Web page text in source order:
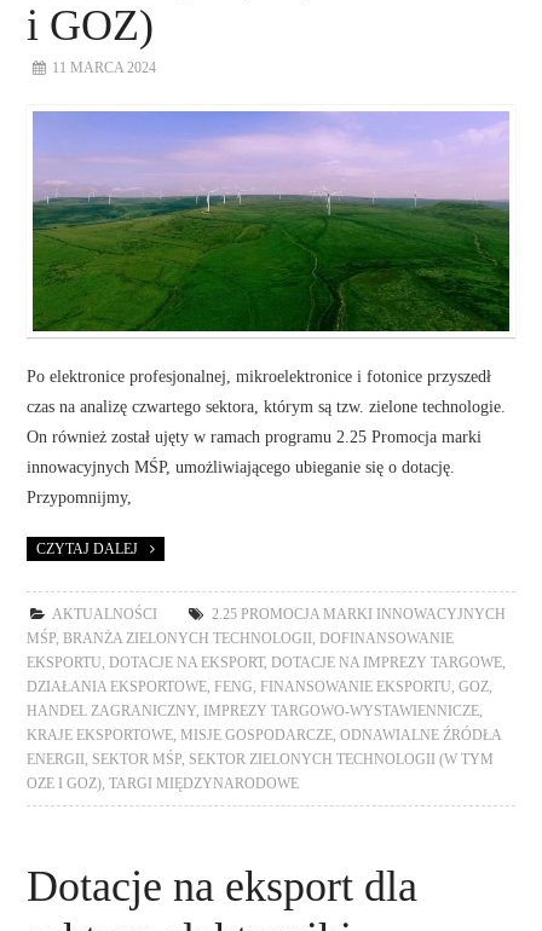
i GOZ)
11 MARCA 2024
Po elektronice profesjonalnej, mikroelektronice i fotonice przyszedł
czas na analizę czwartego sektora, którym są tzw. zielone technologie.
On również został ujęty w ramach programu 2.25 Promocja marki
innowacyjnych MŚP, umożliwiającego ubieganie się o dotację.
Przypomnijmy,
CZYTAJ DALEJ
AKTUALNOŚCI
2.25 PROMOCJA MARKI INNOWACYJNYCH
MŚP ,BRANŻA ZIELONYCH TECHNOLOGII ,DOFINANSOWANIE
EKSPORTU ,DOTACJE NA EKSPORT,DOTACJE NA IMPREZY TARGOWE
DZIAŁANIA EKSPORTOWE ,FENG ,FINANSOWANIE EKSPORTU ,GOZ
HANDEL ZAGRANICZNY
IMPREZY TARGOWO-WYSTAWIENNICZE
KRAJE EKSPORTOWE ,MISJE GOSPODARCZE ,ODNAWIALNE ŹRÓDŁA
ENERGII
SEKTOR MŚP SEKTOR ZIELONYCH TECHNOLOGII (W TYM
OZE I GOZ) ,TARGI MIĘDZYNARODOWE
Dotacje na eksport dla